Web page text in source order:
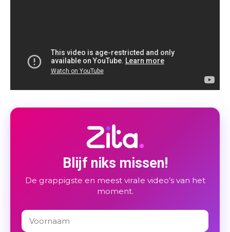
Blijf niks missen!
De grappigste en meest virale video’s van het
moment.